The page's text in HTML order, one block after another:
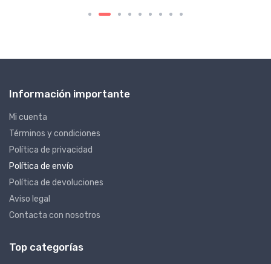
Información importante
Mi cuenta
Términos y condiciones
Política de privacidad
Política de envío
Política de devoluciones
Aviso legal
Contacta con nosotros
Top categorías